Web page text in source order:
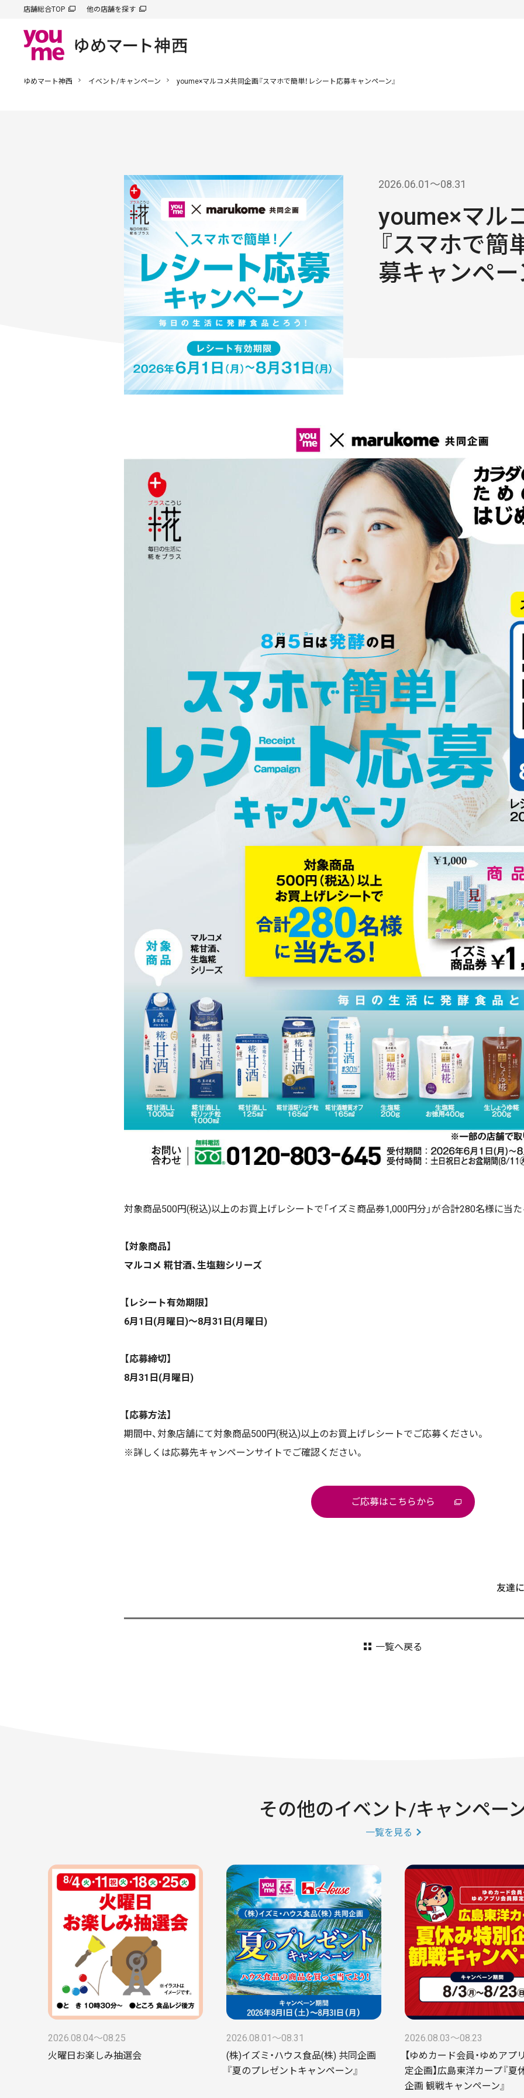
店舗総合TOP 他の店舗を探す
ゆめマート神西 イベント/キャンペーン youme×マルコメ共同企画『スマホで簡単！レシート応募キャンペーン』
2026.06.01〜08.31
youme×マル
『スマホで簡
募キャンペー
対象商品500円(税込)以上のお買上げレシートで「イズミ商品券1,000円分」が合計280名様に当た
【対象商品】
マルコメ 糀甘酒、生塩麹シリーズ
【レシート有効期限】
6月1日(月曜日)～8月31日(月曜日)
【応募締切】
8月31日(月曜日)
【応募方法】
期間中、対象店舗にて対象商品500円(税込)以上のお買上げレシートでご応募ください。
※詳しくは応募先キャンペーンサイトでご確認ください。
ご応募はこちらから
友達
一覧へ戻る
その他のイベント/キャンペー
一覧を見る
2026.08.04〜08.25
火曜日お楽しみ抽選会
2026.08.01〜08.31
(株)イズミ・ハウス食品(株) 共同企画
『夏のプレゼントキャンペーン』
2026.08.03〜08.23
【ゆめカード会員・ゆめアプ
定企画】広島東洋カープ『夏
企画 観戦キャンペーン』